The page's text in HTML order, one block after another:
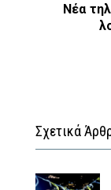
Νέα
Σχετικά